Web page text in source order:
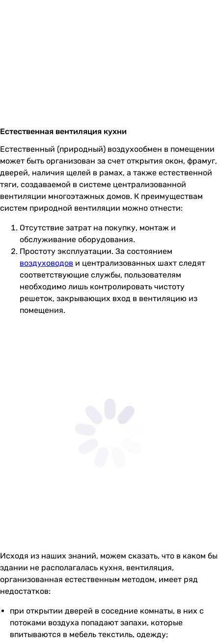
Естественная вентиляция кухни
Естественный (природный) воздухообмен в помещении
может быть организован за счет открытия окон, фрамуг,
дверей, наличия щелей в рамах, а также естественной
тяги, создаваемой в системе централизованной
вентиляции многоэтажных домов. К преимуществам
систем природной вентиляции можно отнести:
Отсутствие затрат на покупку, монтаж и
обслуживание оборудования.
Простоту эксплуатации. За состоянием
воздуховодов и централизованных шахт следят
соответствующие службы, пользователям
необходимо лишь контролировать чистоту
решеток, закрывающих вход в вентиляцию из
помещения.
Исходя из наших знаний, можем сказать, что в каком бы
здании не располагалась кухня, вентиляция,
организованная естественным методом, имеет ряд
недостатков:
при открытии дверей в соседние комнаты, в них с
потоками воздуха попадают запахи, которые
впитываются в мебель текстиль, одежду;